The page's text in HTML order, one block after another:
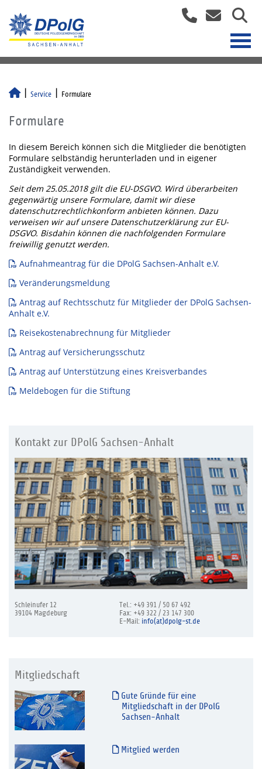
Service Formulare
Formulare
In diesem Bereich können sich die Mitglieder die benötigten
Formulare selbständig herunterladen und in eigener
Zuständigkeit verwenden.
Seit dem 25.05.2018 gilt die EU-DSGVO. Wird überarbeiten
gegenwärtig unsere Formulare, damit wir diese
datenschutzrechtlichkonform anbieten können. Dazu
verweisen wir auf unsere Datenschutzerklärung zur EU-
DSGVO. Bisdahin können die nachfolgenden Formulare
freiwillig genutzt werden.
Aufnahmeantrag für die DPolG Sachsen-Anhalt e.V.
Veränderungsmeldung
Antrag auf Rechtsschutz für Mitglieder der DPolG Sachsen-
Anhalt e.V.
Reisekostenabrechnung für Mitglieder
Antrag auf Versicherungsschutz
Antrag auf Unterstützung eines Kreisverbandes
Meldebogen für die Stiftung
Kontakt zur DPolG Sachsen-Anhalt
Schleinufer 12
39104 Magdeburg
Tel.: +49 391 / 50 67 492
Fax: +49 322 / 23 147 300
E-Mail: info(at)dpolg-st.de
Mitgliedschaft
Gute Gründe für eine
Mitgliedschaft in der DPolG
Sachsen-Anhalt
Mitglied werden